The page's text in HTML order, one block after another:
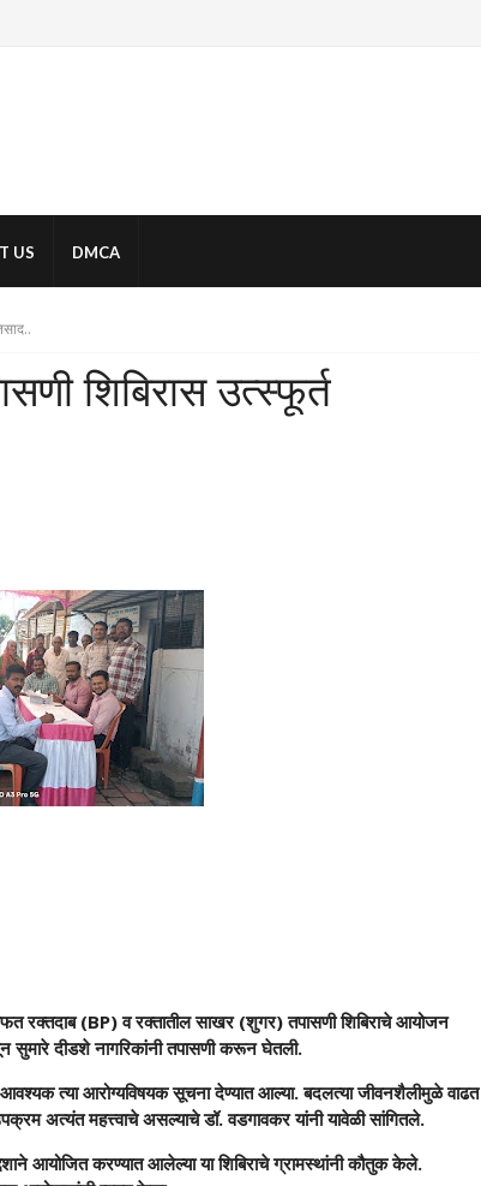
US DMCA
शिबिरास उत्स्फूर्त
रक्तदाब (BP) व रक्तातील साखर (शुगर) तपासणी शिबिराचे आयोजन
सुमारे दीडशे नागरिकांनी तपासणी करून घेतली.
आवश्यक त्या आरोग्यविषयक सूचना देण्यात आल्या. बदलत्या जीवनशैलीमुळे वाढत
अत्यंत महत्त्वाचे असल्याचे डॉ. वडगावकर यांनी यावेळी सांगितले.
आयोजित करण्यात आलेल्या या शिबिराचे ग्रामस्थांनी कौतुक केले.